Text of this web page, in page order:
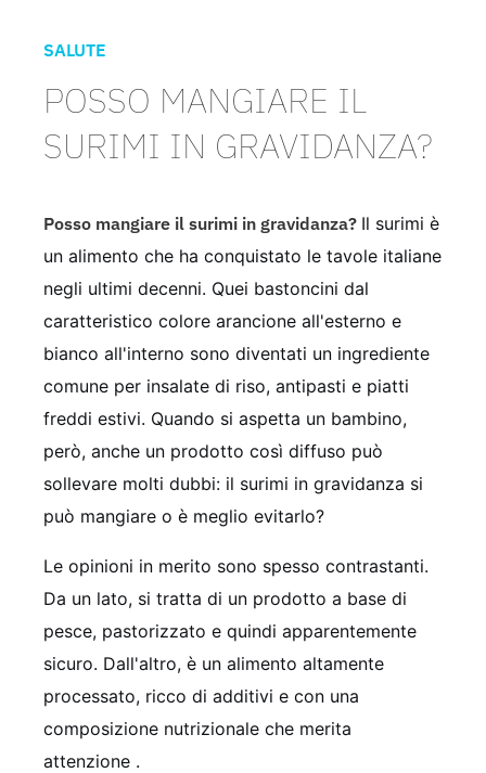
SALUTE
POSSO MANGIARE IL
SURIMI IN GRAVIDANZA?
Posso mangiare il surimi in gravidanza? Il surimi è
un alimento che ha conquistato le tavole italiane
negli ultimi decenni. Quei bastoncini dal
caratteristico colore arancione all'esterno e
bianco all'interno sono diventati un ingrediente
comune per insalate di riso, antipasti e piatti
freddi estivi. Quando si aspetta un bambino,
però, anche un prodotto così diffuso può
sollevare molti dubbi: il surimi in gravidanza si
può mangiare o è meglio evitarlo?
Le opinioni in merito sono spesso contrastanti.
Da un lato, si tratta di un prodotto a base di
pesce, pastorizzato e quindi apparentemente
sicuro. Dall'altro, è un alimento altamente
processato, ricco di additivi e con una
composizione nutrizionale che merita
attenzione .